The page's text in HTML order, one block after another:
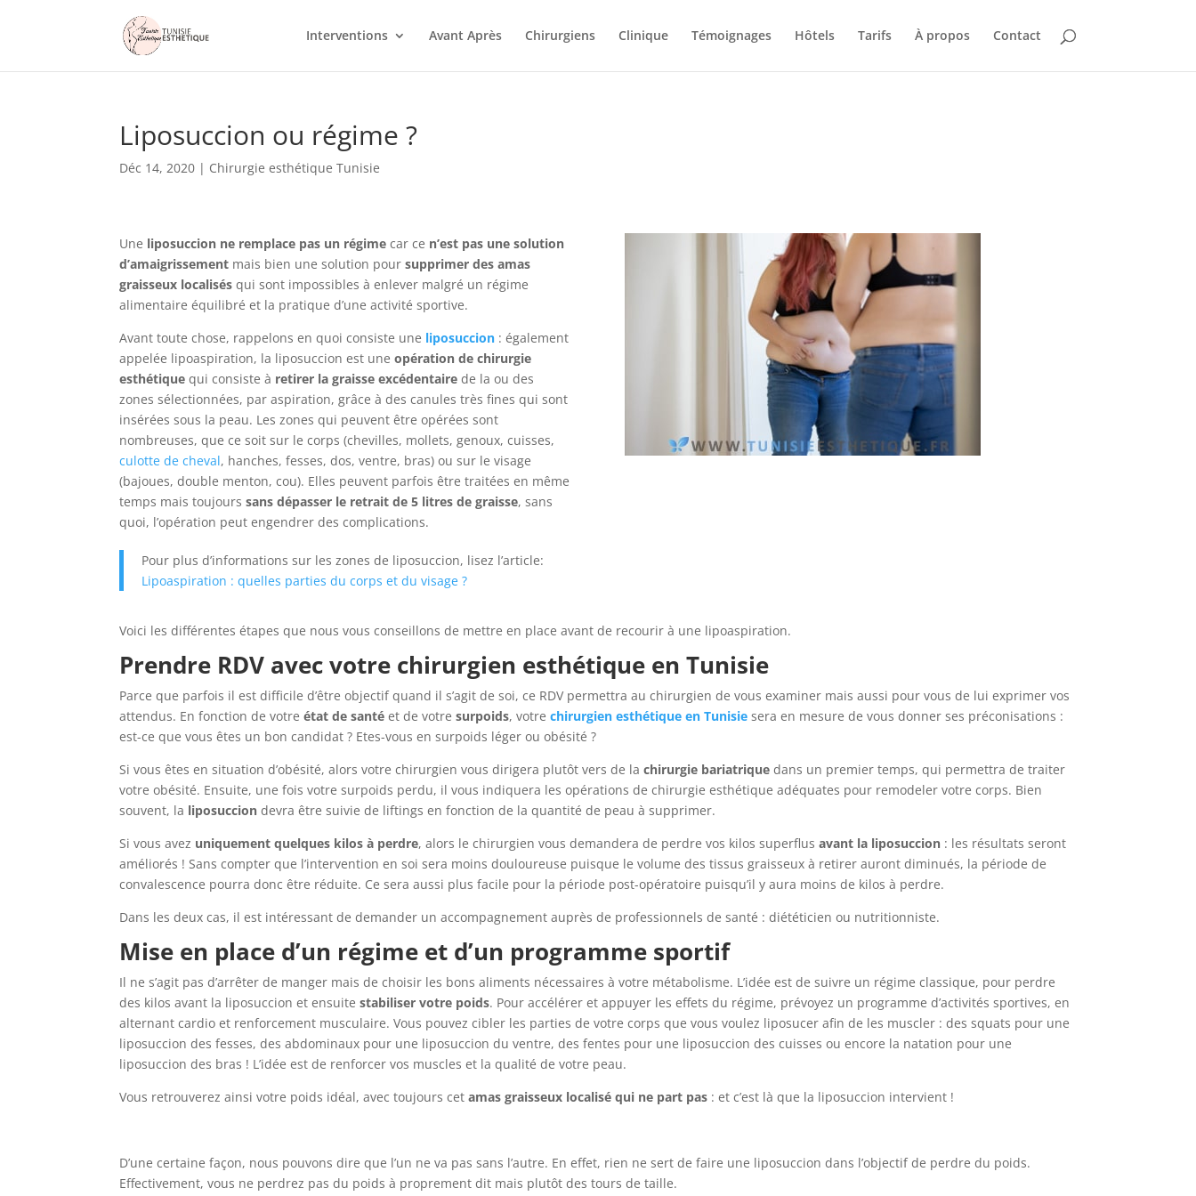
Interventions Avant Après Chirurgiens Clinique Témoignages Hôtels Tarifs À propos Contact
Liposuccion ou régime ?
Déc 14, 2020 | Chirurgie esthétique Tunisie
Une liposuccion ne remplace pas un régime car ce n’est pas une solution
d’amaigrissement mais bien une solution poursupprimer des amas
graisseux localisés qui sont impossibles à enlever malgré un régime
alimentaire équilibré et la pratique d’une activité sportive.
Avant toute chose, rappelons en quoi consiste une liposuccion : également
appelée lipoaspiration, la liposuccion est uneopération de chirurgie
esthétique qui consiste à retirer la graisse excédentaire de la ou des
zones sélectionnées, par aspiration, grâce à des canules très fines qui sont
insérées sous la peau. Les zones qui peuvent être opérées sont
nombreuses, que ce soit sur le corps (chevilles, mollets, genoux, cuisses,
culotte de cheval, hanches, fesses, dos, ventre, bras) ou sur le visage
(bajoues, double menton, cou). Elles peuvent parfois être traitées en même
temps mais toujourssans dépasser le retrait de 5 litres de graisse, sans
quoi, l’opération peut engendrer des complications.
Pour plus d’informations sur les zones de liposuccion, lisez l’article:
Lipoaspiration : quelles parties du corps et du visage ?
Voici les différentes étapes que nous vous conseillons de mettre en place avant de recourir à une lipoaspiration.
Prendre RDV avec votre chirurgien esthétique en Tunisie
Parce que parfois il est difficile d’être objectif quand il s’agit de soi, ce RDV permettra au chirurgien de vous examiner mais aussi pour vous de lui exprimer vos
attendus. En fonction de votre état de santé et de votresurpoids, votrechirurgien esthétique en Tunisie sera en mesure de vous donner ses préconisations :
est-ce que vous êtes un bon candidat ? Etes-vous en surpoids léger ou obésité ?
Si vous êtes en situation d’obésité, alors votre chirurgien vous dirigera plutôt vers de lachirurgie bariatrique dans un premier temps, qui permettra de traiter
votre obésité. Ensuite, une fois votre surpoids perdu, il vous indiquera les opérations de chirurgie esthétique adéquates pour remodeler votre corps. Bien
souvent, la liposuccion devra être suivie de liftings en fonction de la quantité de peau à supprimer.
Si vous avez uniquement quelques kilos à perdre, alors le chirurgien vous demandera de perdre vos kilos superflusavant la liposuccion : les résultats seront
améliorés ! Sans compter que l’intervention en soi sera moins douloureuse puisque le volume des tissus graisseux à retirer auront diminués, la période de
convalescence pourra donc être réduite. Ce sera aussi plus facile pour la période post-opératoire puisqu’il y aura moins de kilos à perdre.
Dans les deux cas, il est intéressant de demander un accompagnement auprès de professionnels de santé : diététicien ou nutritionniste.
Mise en place d’un régime et d’un programme sportif
Il ne s’agit pas d’arrêter de manger mais de choisir les bons aliments nécessaires à votre métabolisme. L’idée est de suivre un régime classique, pour perdre
des kilos avant la liposuccion et ensuite stabiliser votre poids. Pour accélérer et appuyer les effets du régime, prévoyez un programme d’activités sportives, en
alternant cardio et renforcement musculaire. Vous pouvez cibler les parties de votre corps que vous voulez liposucer afin de les muscler : des squats pour une
liposuccion des fesses, des abdominaux pour une liposuccion du ventre, des fentes pour une liposuccion des cuisses ou encore la natation pour une
liposuccion des bras ! L’idée est de renforcer vos muscles et la qualité de votre peau.
Vous retrouverez ainsi votre poids idéal, avec toujours cetamas graisseux localisé qui ne part pas : et c’est là que la liposuccion intervient !
D’une certaine façon, nous pouvons dire que l’un ne va pas sans l’autre. En effet, rien ne sert de faire une liposuccion dans l’objectif de perdre du poids.
Effectivement, vous ne perdrez pas du poids à proprement dit mais plutôt des tours de taille.